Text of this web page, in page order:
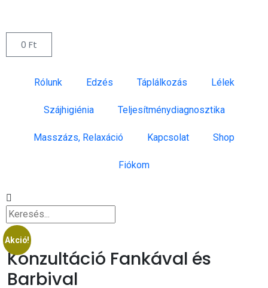
0 Ft
Rólunk Edzés Táplálkozás Lélek
Szájhigiénia Teljesítménydiagnosztika
Masszázs, Relaxáció Kapcsolat Shop
Fiókom
Konzultáció Fankával és
Barbival
Akció!